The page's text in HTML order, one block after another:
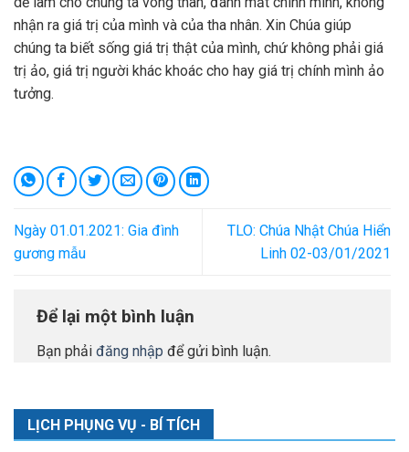
nhận ra giá trị của mình và của tha nhân. Xin Chúa giúp
chúng ta biết sống giá trị thật của mình, chứ không phải giá
trị ảo, giá trị người khác khoác cho hay giá trị chính mình ảo
tưởng.
Ngày 01.01.2021: Gia đình
gương mẫu
TLO: Chúa Nhật Chúa Hiển
Linh 02-03/01/2021
Để lại một bình luận
Bạn phải đăng nhập để gửi bình luận.
LỊCH PHỤNG VỤ - BÍ TÍCH